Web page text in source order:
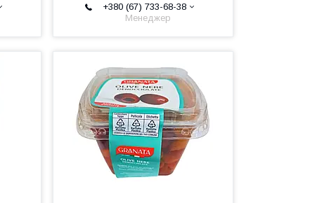
+380 (67) 733-68-38
Менеджер